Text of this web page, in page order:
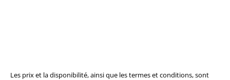
Les prix et la disponibilité, ainsi que les termes et conditions, sont